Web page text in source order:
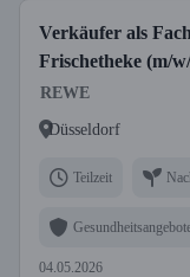
Verkäufer als
Frischetheke (m/
REWE
Düsseldorf
Teilzeit
04.05.2026